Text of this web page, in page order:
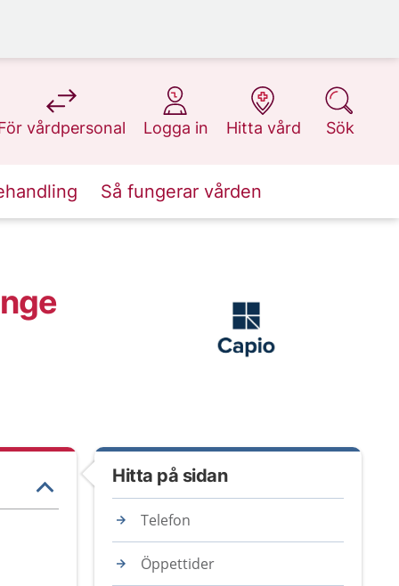
vårdpersonal
på 1177.se
Logga in
på 1177.se
Hitta vård
på 1177.se
Sök
på 1177.se
Så fungerar vården
Hitta på sidan
Telefon
Öppettider